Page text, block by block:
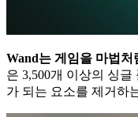
Wand는 게임을 마법처
은 3,500개 이상의 싱
가 되는 요소를 제거하